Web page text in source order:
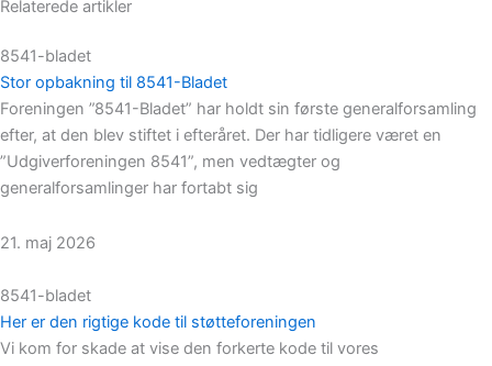
Relaterede artikler
8541-bladet
Stor opbakning til 8541-Bladet
Foreningen ”8541-Bladet” har holdt sin første generalforsamling
efter, at den blev stiftet i efteråret. Der har tidligere været en
”Udgiverforeningen 8541”, men vedtægter og
generalforsamlinger har fortabt sig
21. maj 2026
8541-bladet
Her er den rigtige kode til støtteforeningen
Vi kom for skade at vise den forkerte kode til vores